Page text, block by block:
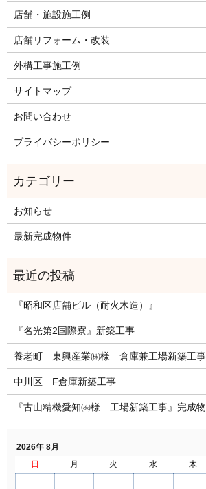
店舗・施設施工例
店舗リフォーム・改装
外構工事施工例
サイトマップ
お問い合わせ
プライバシーポリシー
お知らせ
最新完成物件
『昭和区店舗ビル（耐火木造）』
『名光第2国際寮』新築工事
養老町 東興産業㈱様 倉庫兼工場新築工事
中川区 F倉庫新築工事
『古山精機愛知㈱様 工場新築工事』完成
2026年 8月
日
月 火 水 木